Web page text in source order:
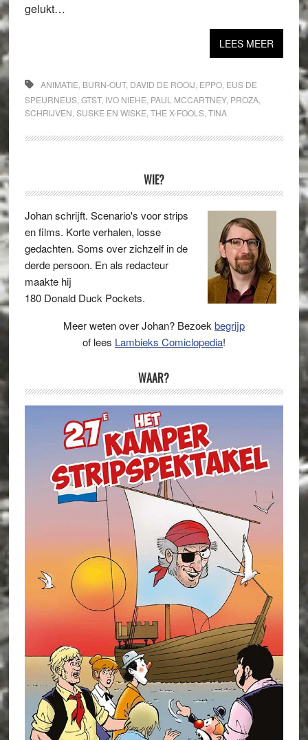
gelukt…
LEES MEER
ANIMATIE BURN-OUT, DAVID DE ROOIJ EPPO, EUS DE
SPEURNEUS, GTST, IVO NIEHE PAUL MCCARTNEY, PROZA,
SCHRIJVEN SUSKE EN WISKE THE X-FOOLS, TINA
Sidebar
WIE?
Johan schrijft. Scenario's voor strips
en films. Korte verhalen, losse
gedachten. Soms over zichzelf in de
derde persoon. En als redacteur
maakte hij
180 Donald Duck Pockets.
Meer weten over Johan? Bezoekbegrijp
of lees Lambieks Comiclopedia!
WAAR?